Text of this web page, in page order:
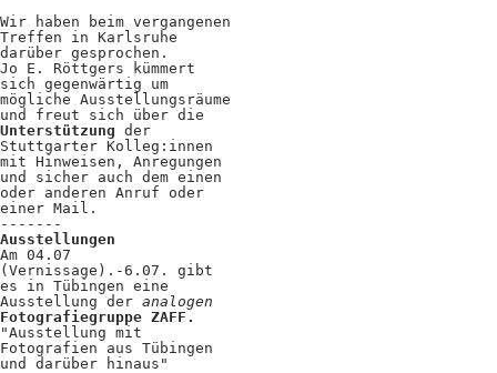
Login
Wir haben beim vergangenen
Treffen in Karlsruhe
darüber gesprochen.
Jo E. Röttgers kümmert
sich gegenwärtig um
mögliche Ausstellungsräume
und freut sich über die
Unterstützung der
Stuttgarter Kolleg:innen
mit Hinweisen, Anregungen
und sicher auch dem einen
oder anderen Anruf oder
einer Mail.
-------
Ausstellungen
Am 04.07
(Vernissage).-6.07. gibt
es in Tübingen eine
Ausstellung der analogen
Fotografiegruppe ZAFF .
"Ausstellung mit
Fotografien aus Tübingen
und darüber hinaus"